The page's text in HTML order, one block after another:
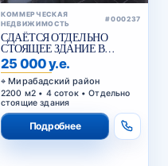
КОММЕРЧЕСКАЯ
НЕДВИЖИМОСТЬ
#000237
СДАЁТСЯ ОТДЕЛЬНО
СТОЯЩЕЕ ЗДАНИЕ В
АРЕНДУ В МИРАБАДСКОМ
РАЙОНЕ
25 000 у.е.
Мирабадский район
2200 м2 • 4 соток • Отдельно
стоящие здания
Подробнее